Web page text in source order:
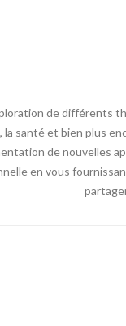
de différents
santé et bien plus
de nouvelles
en vous